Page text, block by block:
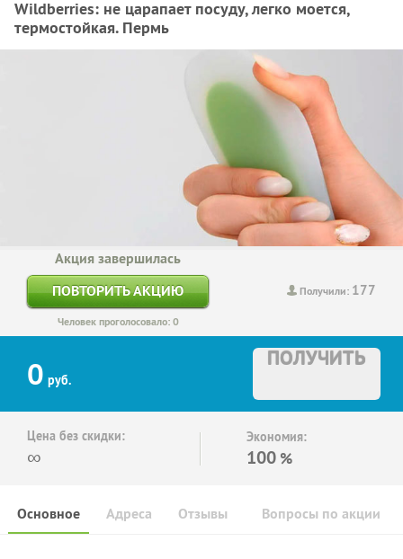
Wildberries: не царапает посуду, легко моется,
термостойкая. Пермь
Получили: 177
Акция завершилась
ПОВТОРИТЬ АКЦИЮ
Человек проголосовало: 0
0 руб.
ПОЛУЧИТЬ
Цена без скидки:
∞
Экономия:
100 %
Основное Отзывы Вопросы по акции
Адреса